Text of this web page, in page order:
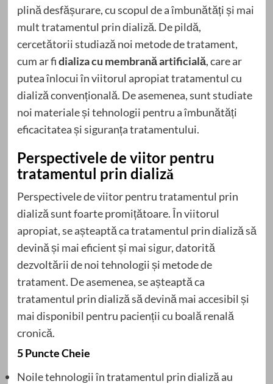
plină desfășurare, cu scopul de a îmbunătăți și mai
mult tratamentul prin dializă. De pildă,
cercetătorii studiază noi metode de tratament,
cum ar fidializa cu membrană artificială, care ar
putea înlocui în viitorul apropiat tratamentul cu
dializă convențională. De asemenea, sunt studiate
noi materiale și tehnologii pentru a îmbunătăți
eficacitatea și siguranța tratamentului.
Perspectivele de viitor pentru
tratamentul prin dializă
Perspectivele de viitor pentru tratamentul prin
dializă sunt foarte promițătoare. În viitorul
apropiat, se așteaptă ca tratamentul prin dializă să
devină și mai eficient și mai sigur, datorită
dezvoltării de noi tehnologii și metode de
tratament. De asemenea, se așteaptă ca
tratamentul prin dializă să devină mai accesibil și
mai disponibil pentru pacienții cu boală renală
cronică.
5 Puncte Cheie
Noile tehnologii în tratamentul prin dializă au